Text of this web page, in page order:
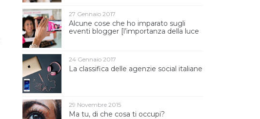
Alcune cose che ho imparato sugli
eventi blogger [l’importanza della luce
27 Gennaio 2017
La classifica delle agenzie social italiane
24 Gennaio 2017
Ma tu, di che cosa ti occupi?
29 Novembre 2015